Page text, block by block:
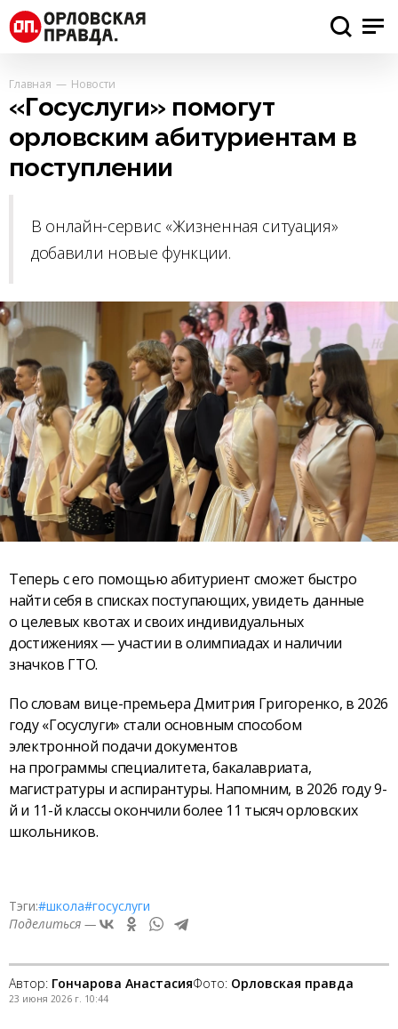
Главная Новости
«Госуслуги» помогут
орловским абитуриентам в
поступлении
В онлайн-сервис «Жизненная ситуация»
добавили новые функции.
Теперь с его помощью абитуриент сможет быстро
найти себя в списках поступающих, увидеть данные
о целевых квотах и своих индивидуальных
достижениях — участии в олимпиадах и наличии
значков ГТО.
По словам вице-премьера Дмитрия Григоренко, в 2026
году «Госуслуги» стали основным способом
электронной подачи документов
на программы специалитета, бакалавриата,
магистратуры и аспирантуры. Напомним, в 2026 году 9-
й и 11-й классы окончили более 11 тысяч орловских
школьников.
Тэги:#школа#госуслуги
Поделиться —
Автор: Гончарова АнастасияФото: Орловская правда
23 июня 2026 г. 10:44